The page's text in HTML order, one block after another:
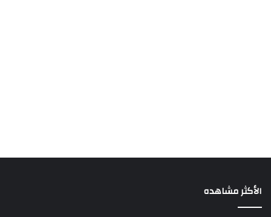
الأكثر مشاهده